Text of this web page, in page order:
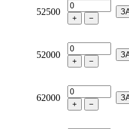
52500
+ −
52000
+ −
62000
+ −